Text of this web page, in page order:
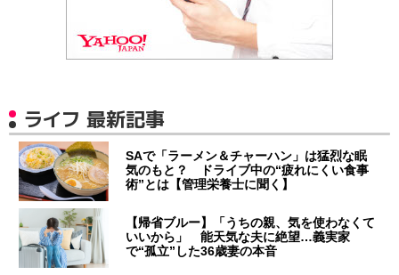
ライフ 最新記事
SAで「ラーメン＆チャーハン」は猛烈な眠
気のもと？ ドライブ中の“疲れにくい食事
術”とは【管理栄養士に聞く】
【帰省ブルー】「うちの親、気を使わなくて
いいから」 能天気な夫に絶望…義実家
で“孤立”した36歳妻の本音